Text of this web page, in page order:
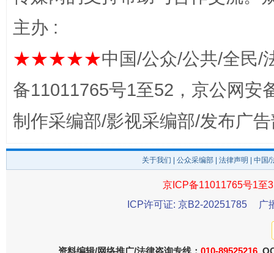
完善运行机制助力责任有效落实 一纸欠
东山县通报“牛蛙产品抗生素超标问题” 法
主办 :
★★★★★中国/公众/公共/全民/
备11011765号1至52，京公网安
制作采编部/影视采编部/发布广
关于我们 公众采编部 法律声明 | 中国
京ICP备11011765号1至
ICP许可证: 京B2-20251785
广
资料编辑/网络推广/法律咨询专线： 010-89525216